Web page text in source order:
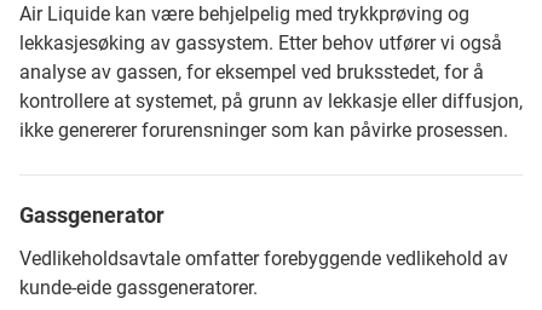
Air Liquide kan være behjelpelig med trykkprøving og
lekkasjesøking av gassystem. Etter behov utfører vi også
analyse av gassen, for eksempel ved bruksstedet, for å
kontrollere at systemet, på grunn av lekkasje eller diffusjon,
ikke genererer forurensninger som kan påvirke prosessen.
Gassgenerator
Vedlikeholdsavtale omfatter forebyggende vedlikehold av
kunde-eide gassgeneratorer.